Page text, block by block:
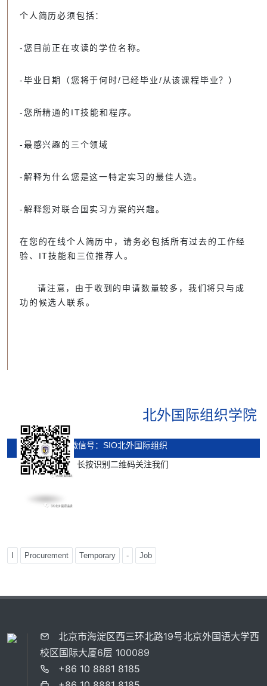
个人简历必须包括：
-您目前正在攻读的学位名称。
-毕业日期（您将于何时/已经毕业/从该课程毕业？）
-您所精通的IT技能和程序。
-最感兴趣的三个领域
-解释为什么您是这一特定实习的最佳人选。
-解释您对联合国实习方案的兴趣。
在您的在线个人简历中，请务必包括所有过去的工作经
验、IT技能和三位推荐人。
请注意，由于收到的申请数量较多，我们将只与成
功的候选人联系。
北外国际组织学院
微信号：SIO北外国际组织
长按识别二维码关注我们
I Procurement Temporary - Job
北京市海淀区西三环北路19号北京外国语大学西
校区国际大厦6层 100089
+86 10 8881 8185